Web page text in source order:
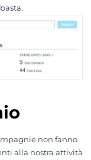
non fanno
alla nostra attività